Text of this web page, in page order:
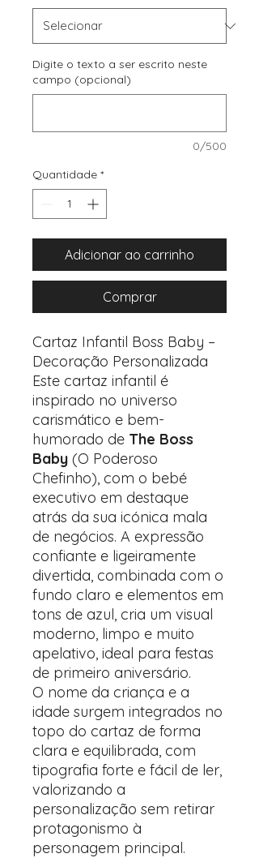
Digite o texto a ser escrito neste
campo (opcional)
0/500
Quantidade *
Adicionar ao carrinho
Comprar
Cartaz Infantil Boss Baby –
Decoração Personalizada
Este cartaz infantil é
inspirado no universo
carismático e bem-
humorado de The Boss
Baby (O Poderoso
Chefinho), com o bebé
executivo em destaque
atrás da sua icónica mala
de negócios. A expressão
confiante e ligeiramente
divertida, combinada com o
fundo claro e elementos em
tons de azul, cria um visual
moderno, limpo e muito
apelativo, ideal para festas
de primeiro aniversário.
O nome da criança e a
idade surgem integrados no
topo do cartaz de forma
clara e equilibrada, com
tipografia forte e fácil de ler,
valorizando a
personalização sem retirar
protagonismo à
personagem principal.